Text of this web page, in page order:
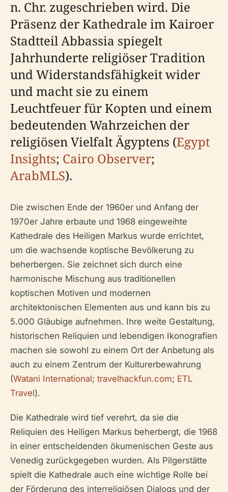
n. Chr. zugeschrieben wird. Die
Präsenz der Kathedrale im Kairoer
Stadtteil Abbassia spiegelt
Jahrhunderte religiöser Tradition
und Widerstandsfähigkeit wider
und macht sie zu einem
Leuchtfeuer für Kopten und einem
bedeutenden Wahrzeichen der
religiösen Vielfalt Ägyptens (Egypt
Insights; Cairo Observer;
ArabMLS).
Die zwischen Ende der 1960er und Anfang der
1970er Jahre erbaute und 1968 eingeweihte
Kathedrale des Heiligen Markus wurde errichtet,
um die wachsende koptische Bevölkerung zu
beherbergen. Sie zeichnet sich durch eine
harmonische Mischung aus traditionellen
koptischen Motiven und modernen
architektonischen Elementen aus und kann bis zu
5.000 Gläubige aufnehmen. Ihre weite Gestaltung,
historischen Reliquien und lebendigen Ikonografien
machen sie sowohl zu einem Ort der Anbetung als
auch zu einem Zentrum der Kulturerbewahrung
(Watani International; travelhackfun.com; ETL
Travel).
Die Kathedrale wird tief verehrt, da sie die
Reliquien des Heiligen Markus beherbergt, die 1968
in einer entscheidenden ökumenischen Geste aus
Venedig zurückgegeben wurden. Als Pilgerstätte
spielt die Kathedrale auch eine wichtige Rolle bei
der Förderung des interreligiösen Dialogs und der